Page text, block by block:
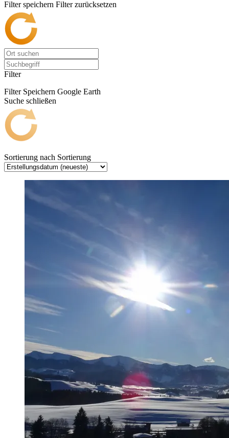
Filter speichern Filter zurücksetzen
Filter
Filter Speichern Google Earth
Suche schließen
Sortierung nach Sortierung